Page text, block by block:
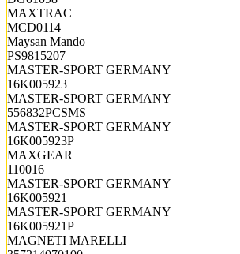
MAXTRAC
MCD0114
Maysan Mando
PS9815207
MASTER-SPORT GERMANY
16K005923
MASTER-SPORT GERMANY
556832PCSMS
MASTER-SPORT GERMANY
16K005923P
MAXGEAR
110016
MASTER-SPORT GERMANY
16K005921
MASTER-SPORT GERMANY
16K005921P
MAGNETI MARELLI